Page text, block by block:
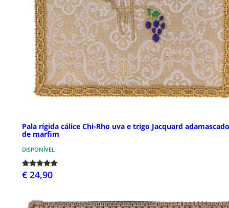
Pala rígida cálice Chi-Rho uva e trigo Jacquard
de marfim
DISPONÍVEL
€ 24,90